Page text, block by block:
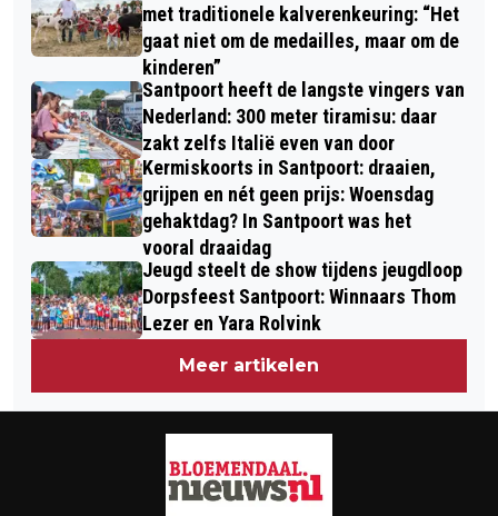
met traditionele kalverenkeuring: “Het
gaat niet om de medailles, maar om de
kinderen”
Santpoort heeft de langste vingers van
Nederland: 300 meter tiramisu: daar
zakt zelfs Italië even van door
Kermiskoorts in Santpoort: draaien,
grijpen en nét geen prijs: Woensdag
gehaktdag? In Santpoort was het
vooral draaidag
Jeugd steelt de show tijdens jeugdloop
Dorpsfeest Santpoort: Winnaars Thom
Lezer en Yara Rolvink
Meer artikelen